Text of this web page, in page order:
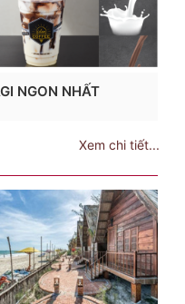
NGON NHẤT
Xem chi tiết...